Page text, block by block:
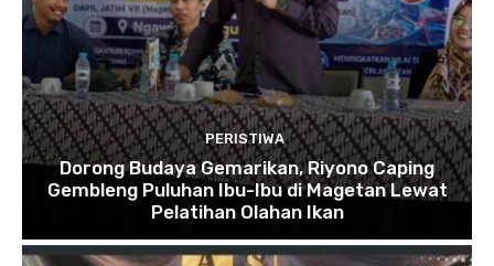
PERISTIWA
Dorong Budaya Gemarikan, Riyono Caping
Gembleng Puluhan Ibu-Ibu di Magetan Lewat
Pelatihan Olahan Ikan